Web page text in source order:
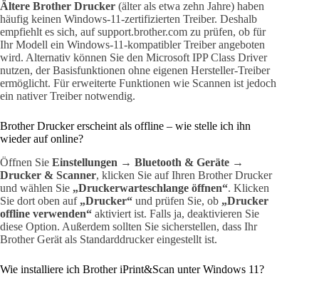
Ältere Brother Drucker (älter als etwa zehn Jahre) haben
häufig keinen Windows-11-zertifizierten Treiber. Deshalb
empfiehlt es sich, auf support.brother.com zu prüfen, ob für
Ihr Modell ein Windows-11-kompatibler Treiber angeboten
wird. Alternativ können Sie den Microsoft IPP Class Driver
nutzen, der Basisfunktionen ohne eigenen Hersteller-Treiber
ermöglicht. Für erweiterte Funktionen wie Scannen ist jedoch
ein nativer Treiber notwendig.
Brother Drucker erscheint als offline – wie stelle ich ihn
wieder auf online?
Öffnen Sie Einstellungen → Bluetooth & Geräte →
Drucker & Scanner, klicken Sie auf Ihren Brother Drucker
und wählen Sie „Druckerwarteschlange öffnen“. Klicken
Sie dort oben auf „Drucker“ und prüfen Sie, ob „Drucker
offline verwenden“ aktiviert ist. Falls ja, deaktivieren Sie
diese Option. Außerdem sollten Sie sicherstellen, dass Ihr
Brother Gerät als Standarddrucker eingestellt ist.
Wie installiere ich Brother iPrint&Scan unter Windows 11?